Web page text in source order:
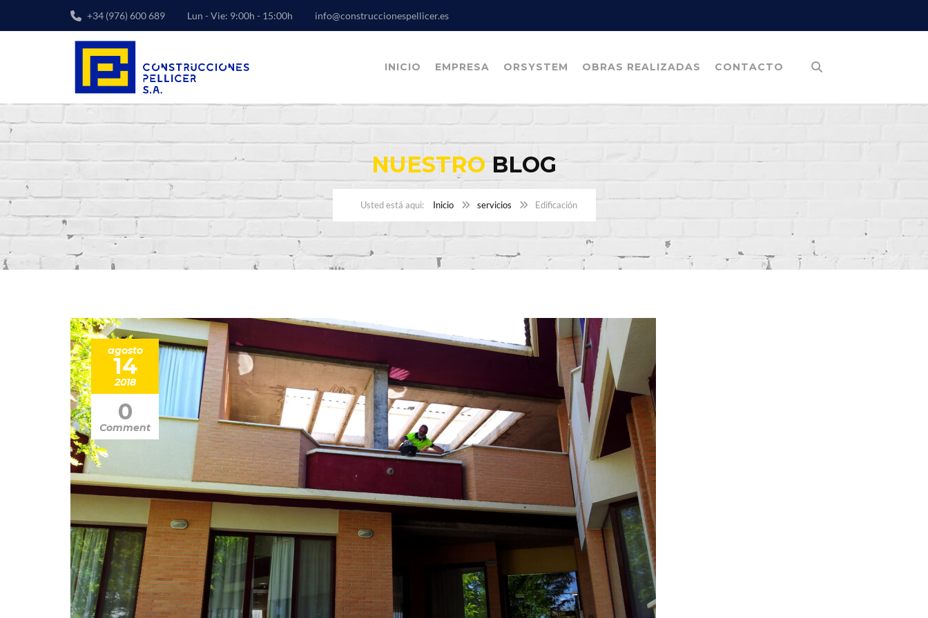
+34 (976) 600 689 Lun - Vie: 9:00h - 15:00h info@construccionespellicer.es
INICIO EMPRESA ORSYSTEM OBRAS REALIZADAS CONTACTO
NUESTRO BLOG
Inicio servicios Edificación
agosto
14
2018
0
Comment